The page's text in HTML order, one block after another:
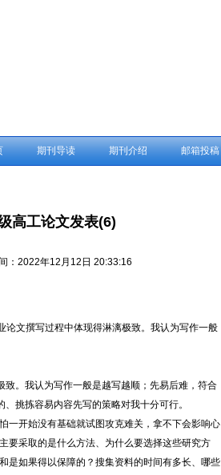
期刊导读 期刊介绍 邮箱投稿
高工论文发表(6)
：2022年12月12日 20:33:16
论文撰写过程中体现得淋漓极致。我认为写作一般
致。我认为写作一般是越写越顺；先易后难，符合
挑拣容易内容先写的策略对我十分可行。
一开始没有基础就试图攻克难关，拿不下会影响心
要采取的是什么方法、为什么要选择这些研究方
是如果得以保障的？搜集资料的时间有多长、哪些